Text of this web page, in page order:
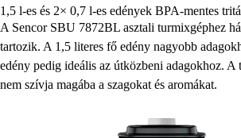
1,5 l-es és 2× 0,7 l-es edények BPA-mentes
A Sencor SBU 7872BL asztali turmixgéphez
tartozik. A 1,5 literes fő edény nagyobb
edény pedig ideális az útközbeni adagokhoz. A
nem szívja magába a szagokat és aromákat.